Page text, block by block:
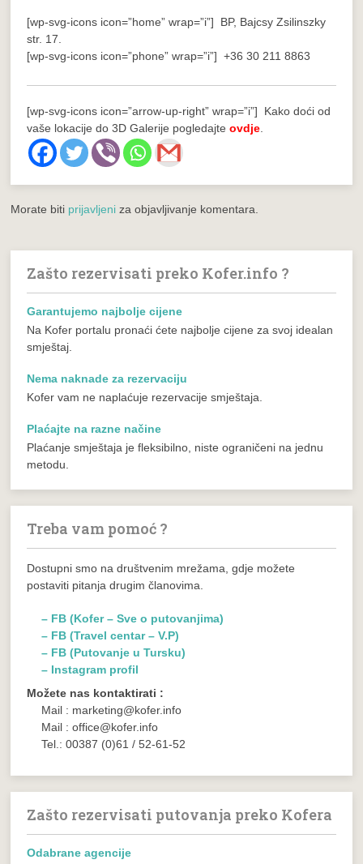
[wp-svg-icons icon=”home” wrap=”i”] BP, Bajcsy Zsilinszky
str. 17.
[wp-svg-icons icon=”phone” wrap=”i”] +36 30 211 8863
[wp-svg-icons icon=”arrow-up-right” wrap=”i”] Kako doći od
vaše lokacije do 3D Galerije pogledajteovdje
Morate biti prijavljeni za objavljivanje komentara.
Zašto rezervisati preko Kofer.info ?
Garantujemo najbolje cijene
Na Kofer portalu pronaći ćete najbolje cijene za svoj idealan
smještaj.
Nema naknade za rezervaciju
Kofer vam ne naplaćuje rezervacije smještaja.
Plaćajte na razne načine
Plaćanje smještaja je fleksibilno, niste ograničeni na jednu
metodu.
Treba vam pomoć ?
Dostupni smo na društvenim mrežama, gdje možete
postaviti pitanja drugim članovima.
– FB (Kofer – Sve o putovanjima)
– FB (Travel centar – V.P)
– FB (Putovanje u Tursku)
– Instagram profil
Možete nas kontaktirati :
Mail : marketing@kofer.info
Mail : office@kofer.info
Tel.: 00387 (0)61 / 52-61-52
Zašto rezervisati putovanja preko Kofera
Odabrane agencije